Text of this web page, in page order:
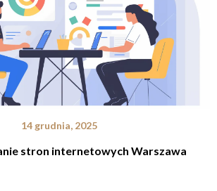
14 grudnia, 2025
stron internetowych Warszawa